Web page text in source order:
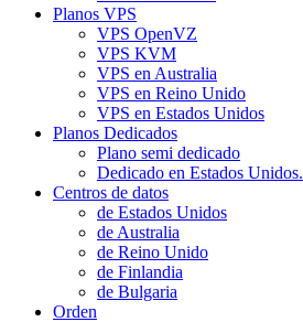
Planos VPS
VPS OpenVZ
VPS KVM
VPS en Australia
VPS en Reino Unido
VPS en Estados Unidos
Planos Dedicados
Plano semi dedicado
Dedicado en Estados Unidos.
Centros de datos
de Estados Unidos
de Australia
de Reino Unido
de Finlandia
de Bulgaria
Orden